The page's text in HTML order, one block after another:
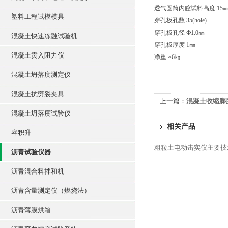
塑料工程试模模具
混凝土快速冻融试验机
混凝土贯入阻力仪
混凝土坍落度测定仪
混凝土抗劈裂夹具
混凝土坍落度试验仪
容积升
沥青试验仪器
沥青混合料拌和机
沥青含量测定仪（燃烧法）
沥青薄膜烘箱
透气圆筒内腔试料高度 15
穿孔板孔数 35(hole)
穿孔板孔径 Ф1.0㎜
穿孔板厚度 1㎜
净重 ≈6㎏
上一篇： 混凝土收缩膨
相关产品
粗粒土电动击实仪主要